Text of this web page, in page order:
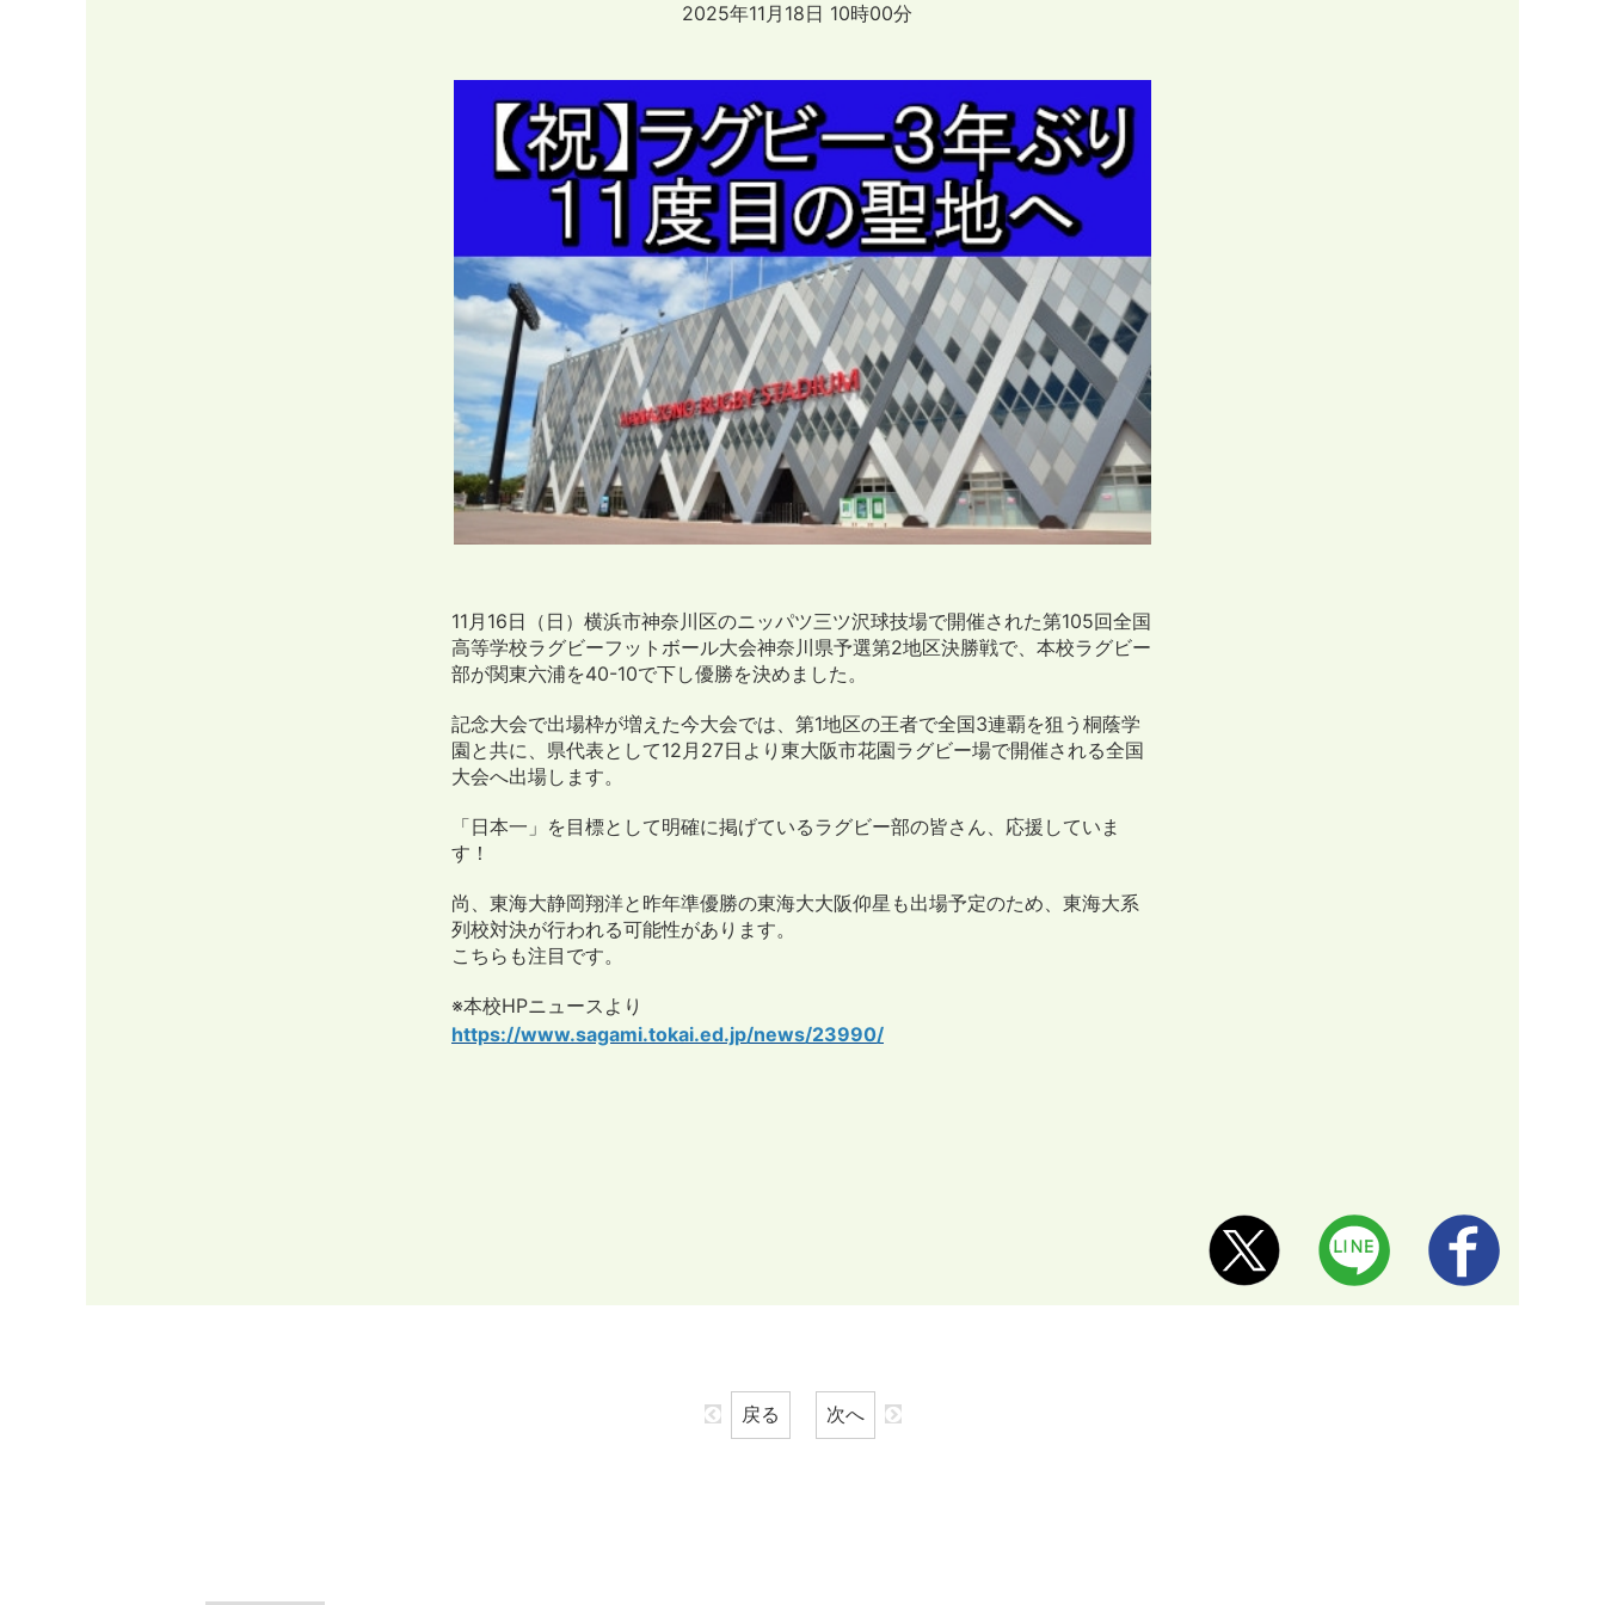
2025年11月18日 10時00分
11月16日（日）横浜市神奈川区のニッパツ三ツ沢球技場で開催された第105回全国
高等学校ラグビーフットボール大会神奈川県予選第2地区決勝戦で、本校ラグビー
部が関東六浦を40-10で下し優勝を決めました。
記念大会で出場枠が増えた今大会では、第1地区の王者で全国3連覇を狙う桐蔭学
園と共に、県代表として12月27日より東大阪市花園ラグビー場で開催される全国
大会へ出場します。
「日本一」を目標として明確に掲げているラグビー部の皆さん、応援していま
す！
尚、東海大静岡翔洋と昨年準優勝の東海大大阪仰星も出場予定のため、東海大系
列校対決が行われる可能性があります。
こちらも注目です。
※本校HPニュースより
https://www.sagami.tokai.ed.jp/news/23990/